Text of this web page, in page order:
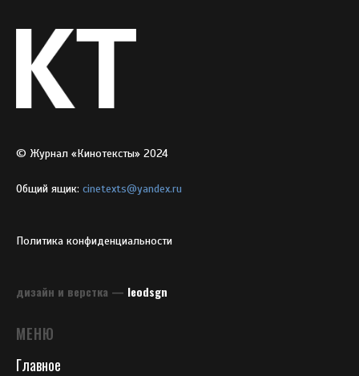
© Журнал «Кинотексты» 2024
Общий ящик: cinetexts@yandex.ru
Политика конфиденциальности
дизайн и верстка — leodsgn
МЕНЮ
Главное